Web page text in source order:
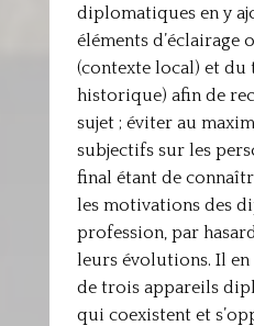
diplomatiques en y
éléments d’éclairage
(contexte local) et du
historique) afin de
sujet ; éviter au
subjectifs sur les
final étant de
les motivations des
profession, par
leurs évolutions. Il en
de trois appareils
qui coexistent et